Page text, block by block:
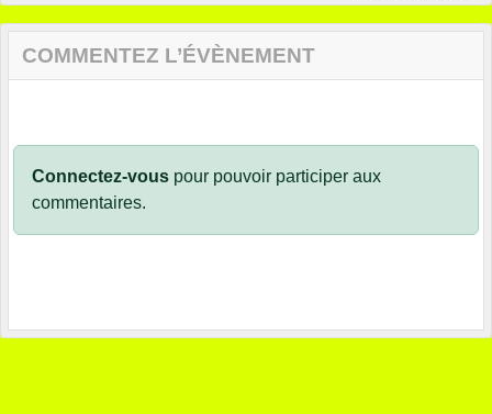
COMMENTEZ L’ÉVÈNEMENT
Connectez-vous pour pouvoir participer aux
commentaires.